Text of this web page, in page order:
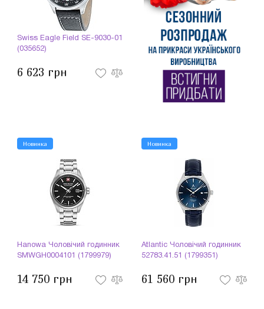
Swiss Eagle Field SE-9030-01
(035652)
6 623 грн
Новинка
Hanowa Чоловічий годинник
SMWGH0004101 (1799979)
14 750 грн
Новинка
Atlantic Чоловічий годинник
52783.41.51 (1799351)
61 560 грн